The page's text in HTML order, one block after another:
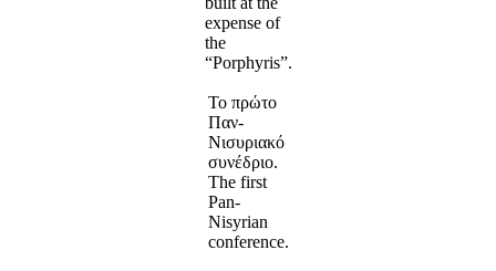
expense of
the
“Porphyris”.
Το πρώτο
Παν-
Νισυριακό
συνέδριο.
The first
Pan-
Nisyrian
conference.